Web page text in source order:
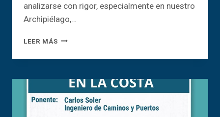
analizarse con rigor, especialmente en nuestro
Archipiélago,…
LEER MÁSZONAS
BAJAS
EN
CANARIAS:
TRANSICIÓN
ECOLÓGICA